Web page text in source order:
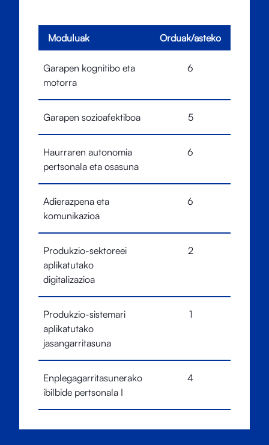
Moduluak Orduak/asteko
Garapen kognitibo eta
motorra
6
Garapen sozioafektiboa 5
Haurraren autonomia
pertsonala eta osasuna
6
Adierazpena eta
komunikazioa
6
Produkzio-sektoreei
aplikatutako
digitalizazioa
2
Produkzio-sistemari
aplikatutako
jasangarritasuna
1
Enplegagarritasunerako
ibilbide pertsonala I
4